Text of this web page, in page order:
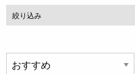
絞り込み